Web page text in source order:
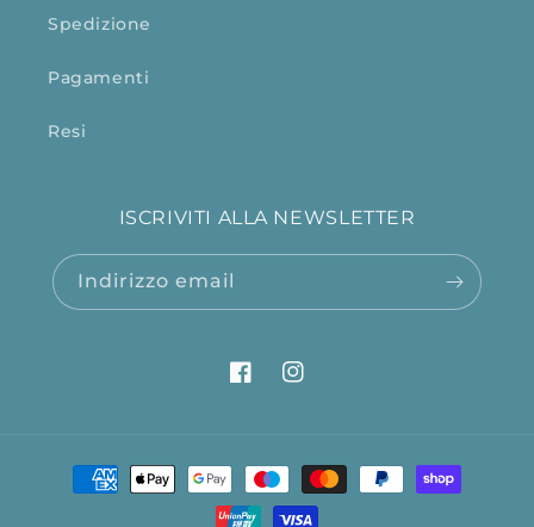
Spedizione
Pagamenti
Resi
ISCRIVITI ALLA NEWSLETTER
Indirizzo email
FacebookInstagram
Metodi